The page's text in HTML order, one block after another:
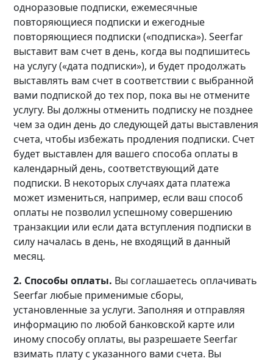
одноразовые подписки, ежемесячные
повторяющиеся подписки и ежегодные
повторяющиеся подписки («подписка»). Seerfar
выставит вам счет в день, когда вы подпишитесь
на услугу («дата подписки»), и будет продолжать
выставлять вам счет в соответствии с выбранной
вами подпиской до тех пор, пока вы не отмените
услугу. Вы должны отменить подписку не позднее
чем за один день до следующей даты выставления
счета, чтобы избежать продления подписки. Счет
будет выставлен для вашего способа оплаты в
календарный день, соответствующий дате
подписки. В некоторых случаях дата платежа
может измениться, например, если ваш способ
оплаты не позволил успешному совершению
транзакции или если дата вступления подписки в
силу началась в день, не входящий в данный
месяц.
2. Способы оплаты. Вы соглашаетесь оплачивать
Seerfar любые применимые сборы,
установленные за услуги. Заполняя и отправляя
информацию по любой банковской карте или
иному способу оплаты, вы разрешаете Seerfar
взимать плату с указанного вами счета. Вы